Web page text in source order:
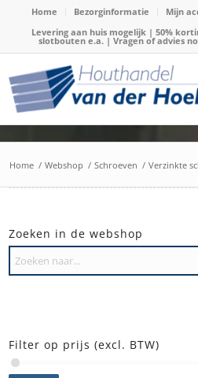
Home Bezorginformatie Mijn
Levering aan huis mogelijk | 50%
slotbouten e.a. | Vragen of advies
Home / Webshop / Schroeven / Verzinkte
Zoeken in de webshop
Filter op prijs (excl. BTW)